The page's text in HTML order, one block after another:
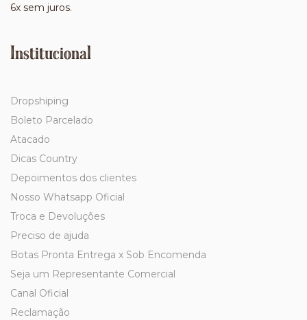
6x sem juros.
Institucional
Dropshiping
Boleto Parcelado
Atacado
Dicas Country
Depoimentos dos clientes
Nosso Whatsapp Oficial
Troca e Devoluções
Preciso de ajuda
Botas Pronta Entrega x Sob Encomenda
Seja um Representante Comercial
Canal Oficial
Reclamação